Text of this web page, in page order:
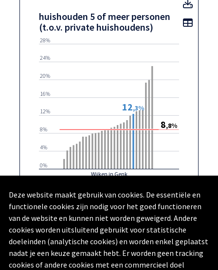
Deze website maakt gebruik van cookies. De essentiële en
functionele cookies zijn nodig voor het goed functioneren
van de website en kunnen niet worden geweigerd. Andere
cookies worden uitsluitend gebruikt voor statistische
doeleinden (analytische cookies) en worden enkel geplaatst
nadat je een keuze gemaakt hebt. Er worden geen tracking
cookies of andere cookies met een commercieel doel
huishouden 5 of meer personen
(t.o.v. private huishoudens)
Zwartberg-Noord Genk
Wijken in Genk
0%
4%
8%
12%
16%
20%
24%
28%
12,3%
8,8%
Toon